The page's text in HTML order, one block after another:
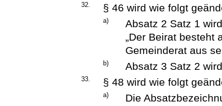
32. § 46 wird wie folgt
a)
Absatz 2 Satz 1
„Der Beirat besteht
Gemeinderat aus
b) Absatz 3 Satz 2
33. § 48 wird wie folgt
a) Die